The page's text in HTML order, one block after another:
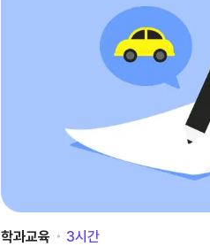
학과교육 ･ 3시간